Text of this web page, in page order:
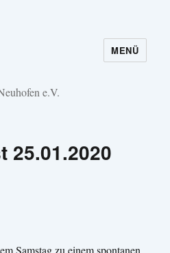
Neuhofen e.V.
MENÜ
25.01.2020